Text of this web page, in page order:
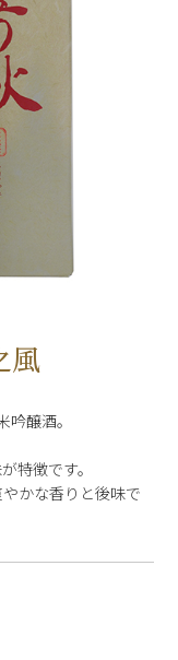
風
醸酒。
特徴です。
かな香りと後味で